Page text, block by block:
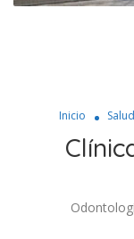
Inicio Salud